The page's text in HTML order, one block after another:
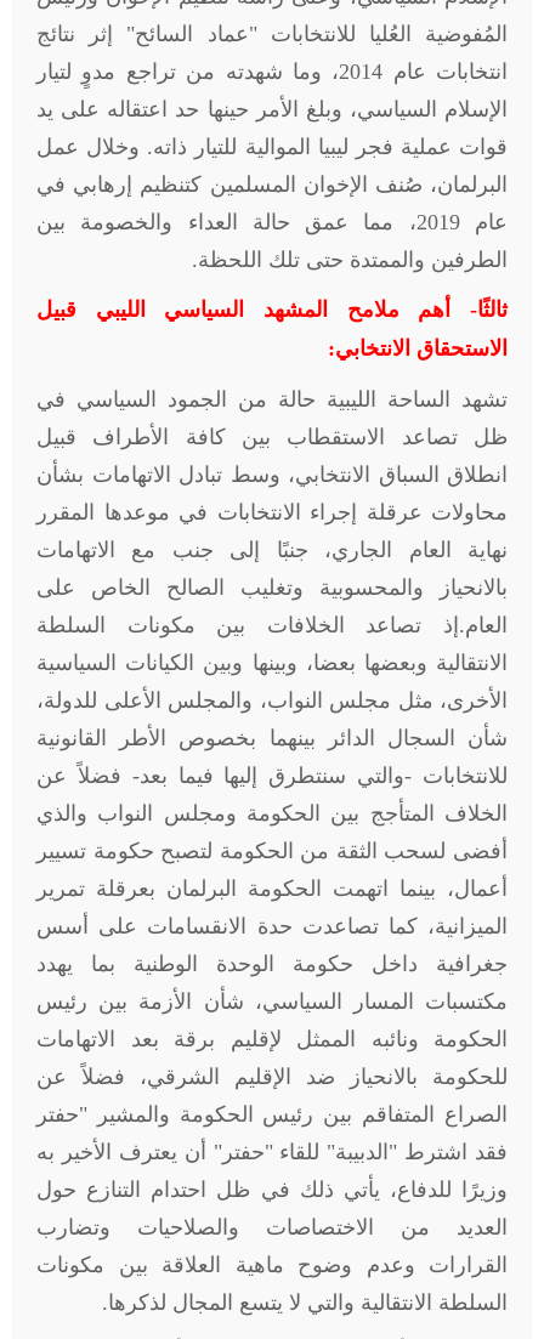
المُفوضية العُليا للانتخابات "عماد السائح" إثر نتائج
انتخابات عام 2014، وما شهدته من تراجع مدوٍ لتيار
الإسلام السياسي، وبلغ الأمر حينها حد اعتقاله على يد
قوات عملية فجر ليبيا الموالية للتيار ذاته. وخلال عمل
البرلمان، صُنف الإخوان المسلمين كتنظيم إرهابي في
عام 2019، مما عمق حالة العداء والخصومة بين
الطرفين والممتدة حتى تلك اللحظة.
ثالثًا- أهم ملامح المشهد السياسي الليبي قبيل
الاستحقاق الانتخابي:
تشهد الساحة الليبية حالة من الجمود السياسي في
ظل تصاعد الاستقطاب بين كافة الأطراف قبيل
انطلاق السباق الانتخابي، وسط تبادل الاتهامات بشأن
محاولات عرقلة إجراء الانتخابات في موعدها المقرر
نهاية العام الجاري، جنبًا إلى جنب مع الاتهامات
بالانحياز والمحسوبية وتغليب الصالح الخاص على
العام.إذ تصاعد الخلافات بين مكونات السلطة
الانتقالية وبعضها بعضا، وبينها وبين الكيانات السياسية
الأخرى، مثل مجلس النواب، والمجلس الأعلى للدولة،
شأن السجال الدائر بينهما بخصوص الأطر القانونية
للانتخابات -والتي سنتطرق إليها فيما بعد- فضلاً عن
الخلاف المتأجج بين الحكومة ومجلس النواب والذي
أفضى لسحب الثقة من الحكومة لتصبح حكومة تسيير
أعمال، بينما اتهمت الحكومة البرلمان بعرقلة تمرير
الميزانية، كما تصاعدت حدة الانقسامات على أسس
جغرافية داخل حكومة الوحدة الوطنية بما يهدد
مكتسبات المسار السياسي، شأن الأزمة بين رئيس
الحكومة ونائبه الممثل لإقليم برقة بعد الاتهامات
للحكومة بالانحياز ضد الإقليم الشرقي، فضلاً عن
الصراع المتفاقم بين رئيس الحكومة والمشير "حفتر
فقد اشترط "الدبيبة" للقاء "حفتر" أن يعترف الأخير به
وزيرًا للدفاع، يأتي ذلك في ظل احتدام التنازع حول
العديد من الاختصاصات والصلاحيات وتضارب
القرارات وعدم وضوح ماهية العلاقة بين مكونات
السلطة الانتقالية والتي لا يتسع المجال لذكرها.